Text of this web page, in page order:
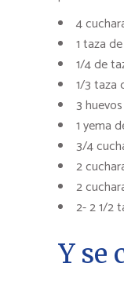
4
1 taza de
1/4 de
1/3 taza
3 huevos
1 yema
3/4
2
2
2- 2 1/2
Y se